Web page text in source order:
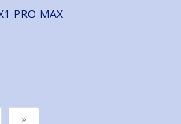
PRO MAX
»